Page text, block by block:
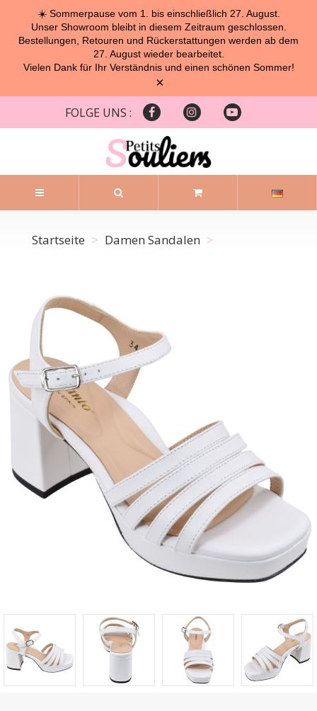
☀️ Sommerpause vom 1. bis einschließlich 27. August.
Unser Showroom bleibt in diesem Zeitraum geschlossen.
Bestellungen, Retouren und Rückerstattungen werden ab dem
27. August wieder bearbeitet.
Vielen Dank für Ihr Verständnis und einen schönen Sommer!
×
FOLGE UNS :
Startseite Damen Sandalen